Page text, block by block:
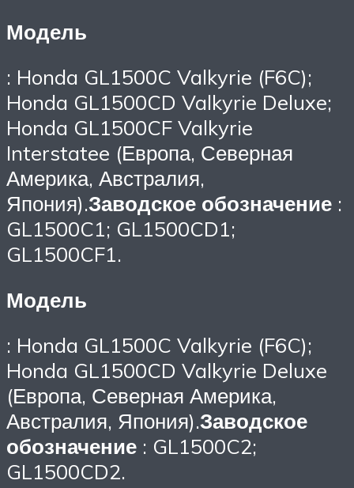
Модель
: Honda GL1500C Valkyrie (F6C);
Honda GL1500CD Valkyrie Deluxe;
Honda GL1500CF Valkyrie
Interstatee (Европа, Северная
Америка, Австралия,
Япония).Заводское обозначение :
GL1500C1; GL1500CD1;
GL1500CF1.
Модель
: Honda GL1500C Valkyrie (F6C);
Honda GL1500CD Valkyrie Deluxe
(Европа, Северная Америка,
Австралия, Япония).Заводское
обозначение : GL1500C2;
GL1500CD2.